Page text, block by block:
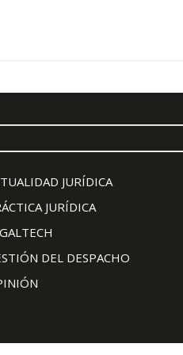
JURÍDICA
JURÍDICA
DEL DESPACHO